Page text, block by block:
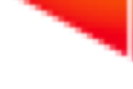
続きをお読み